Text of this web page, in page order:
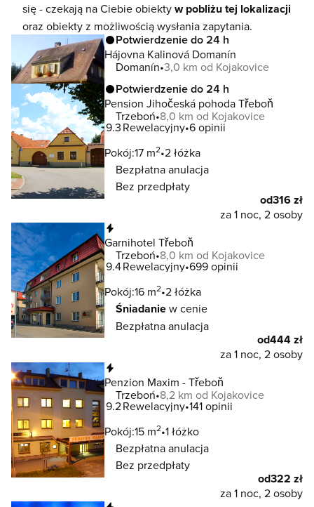
się - czekają na Ciebie obiektyw pobliżu tej lokalizacji
oraz obiekty z możliwością wysłania zapytania.
Potwierdzenie do 24 h
Hájovna Kalinová Domanín
Domanín 3,0 km od Kojakovice
Potwierdzenie do 24 h
Pension Jihočeská pohoda Třeboň
Trzeboń 8,0 km od Kojakovice
9.3Rewelacyjny 6 opinii
Pokój:17 m2 2 łóżka
Bezpłatna anulacja
Bez przedpłaty
od316 zł
za 1 noc, 2 osoby
Garnihotel Třeboň
Trzeboń 8,0 km od Kojakovice
9.4Rewelacyjny 699 opinii
Pokój:16 m2 2 łóżka
Śniadaniew cenie
Bezpłatna anulacja
od444 zł
za 1 noc, 2 osoby
Penzion Maxim - Třeboň
Trzeboń 8,2 km od Kojakovice
9.2Rewelacyjny 141 opinii
Pokój:15 m2 1 łóżko
Bezpłatna anulacja
Bez przedpłaty
od322 zł
za 1 noc, 2 osoby